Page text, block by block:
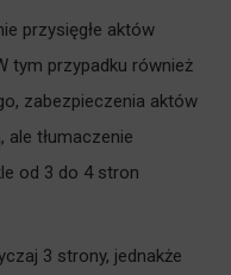
przysięgłe aktów
tym przypadku również
zabezpieczenia aktów
ale tłumaczenie
od 3 do 4 stron
3 strony, jednakże